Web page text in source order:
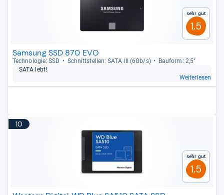
Sehr gut
1,5
Samsung SSD 870 EVO
Tech­no­lo­gie: SSD Schnitt­stel­len: SATA III (6Gb/s)
Bau­form: 2,5"
SATA lebt!
Weiterlesen
10
Sehr gut
1,5